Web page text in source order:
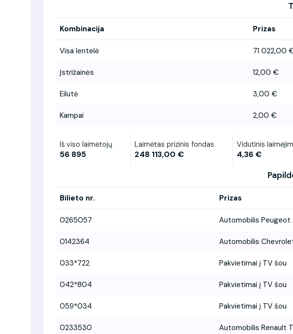
Kombinacija Prizas
Visa lentelė 71 022,00
Įstrižainės 12,00 €
Eilutė 3,00 €
Kampai 2,00 €
Iš viso laimėtojų
56 895
Laimėtas prizinis fondas
248 113,00 €
Vidutinis
4,36 €
Bilieto nr. Prizas
0265057 Automobilis Peugeot
0142364 Automobilis
033*722 Pakvietimai į TV šou
042*804 Pakvietimai į TV šou
059*034 Pakvietimai į TV šou
0233530 Automobilis Renault